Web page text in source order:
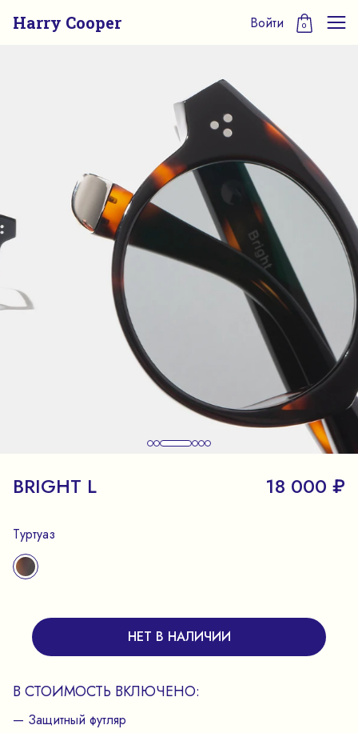
Harry Cooper Войти 0
BRIGHT L 18 000 ₽
Туртуаз
НЕТ В НАЛИЧИИ
В СТОИМОСТЬ ВКЛЮЧЕНО:
— Защитный футляр